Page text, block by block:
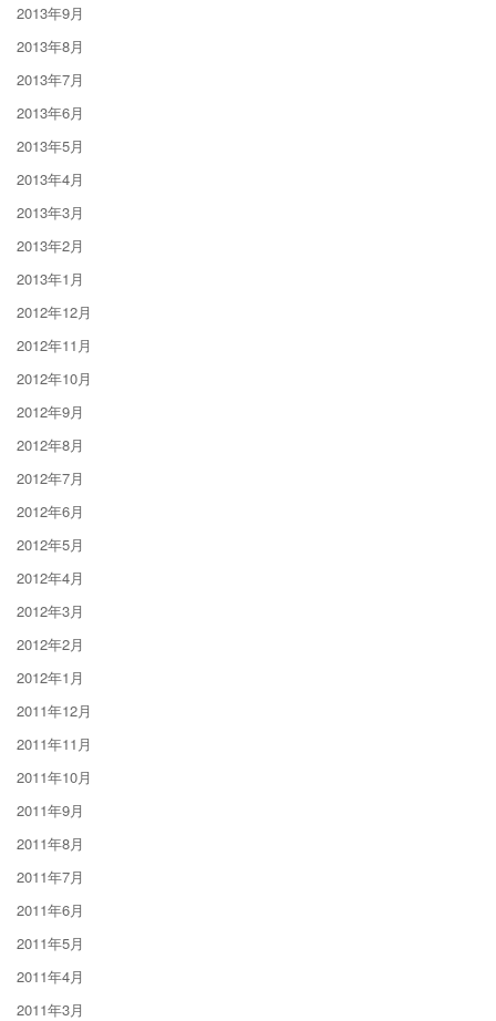
2013年9月
2013年8月
2013年7月
2013年6月
2013年5月
2013年4月
2013年3月
2013年2月
2013年1月
2012年12月
2012年11月
2012年10月
2012年9月
2012年8月
2012年7月
2012年6月
2012年5月
2012年4月
2012年3月
2012年2月
2012年1月
2011年12月
2011年11月
2011年10月
2011年9月
2011年8月
2011年7月
2011年6月
2011年5月
2011年4月
2011年3月